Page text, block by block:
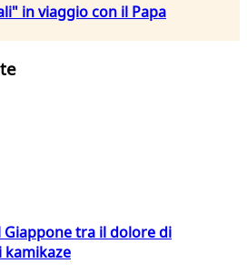
in viaggio con il Papa
Giappone tra il dolore di
kamikaze